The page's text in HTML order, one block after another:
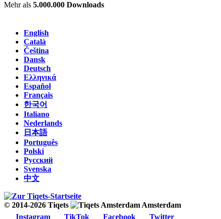
Mehr als 5.000.000 Downloads
English
Català
Čeština
Dansk
Deutsch
Ελληνικά
Español
Français
한국어
Italiano
Nederlands
日本語
Português
Polski
Русский
Svenska
中文
© 2014-2026 Tiqets
Amsterdam
Instagram
TikTok Facebook Twitter